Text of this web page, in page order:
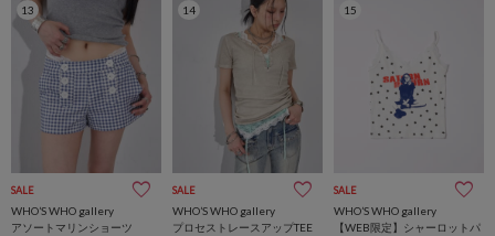
13
SALE
WHO’S WHO gallery
アソートマリンショーツ
14
SALE
WHO’S WHO gallery
プロセストレースアップTEE
15
SALE
WHO’S WHO gallery
【WEB限定】シャーロットパ